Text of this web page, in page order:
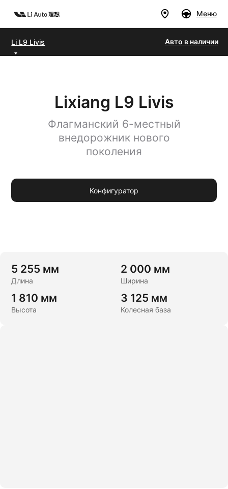
Меню
Li L9 Livis Авто в наличии
Lixiang L9 Livis
Конфигуратор
Флагманский 6-местный
внедорожник нового
поколения
5 255 мм
Длина
2 000 мм
Ширина
1 810 мм
Высота
3 125 мм
Колесная база